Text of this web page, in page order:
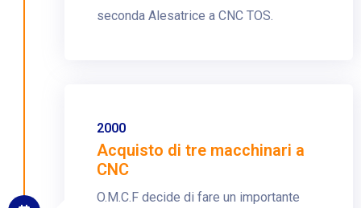
seconda Alesatrice a CNC TOS.
2000
Acquisto di tre macchinari a
CNC
O.M.C.F decide di fare un importante